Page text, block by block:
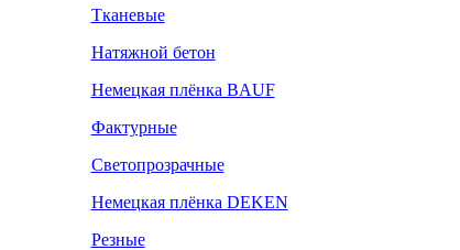
Тканевые
Натяжной бетон
Немецкая плёнка BAUF
Фактурные
Светопрозрачные
Немецкая плёнка DEKEN
Резные